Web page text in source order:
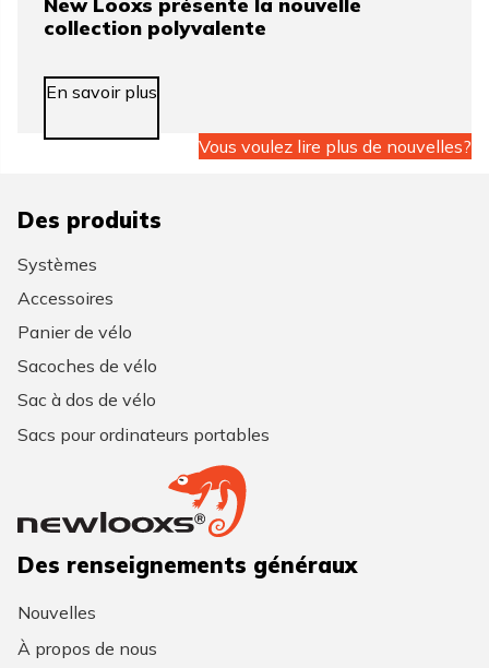
collection polyvalente
En savoir plus
Vous voulez lire plus de nouvelles?
Des produits
Systèmes
Accessoires
Panier de vélo
Sacoches de vélo
Sac à dos de vélo
Sacs pour ordinateurs portables
Des renseignements généraux
Nouvelles
À propos de nous